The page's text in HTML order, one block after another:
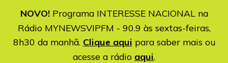
NOVO!Programa INTERESSE NACIONAL na
Rádio MYNEWSVIPFM - 90.9 às sextas-feiras,
8h30 da manhã. Clique aqui para saber mais ou
acesse a rádio aqui.